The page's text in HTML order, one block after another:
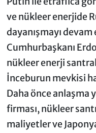
ve nükleer enerjide
dayanışmayı
Cumhurbaşkanı
nükleer enerji
İnceburun mevkisi
Daha önce anlaşma
firması, nükleer
maliyetler ve